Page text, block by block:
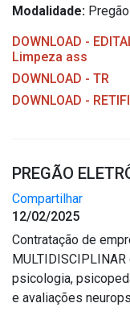
Modalidade:
DOWNLOAD -
Limpeza ass
DOWNLOAD - TR
DOWNLOAD -
PREGÃO
Compartilhar
12/02/2025
Contratação de
psicologia,
e avaliações